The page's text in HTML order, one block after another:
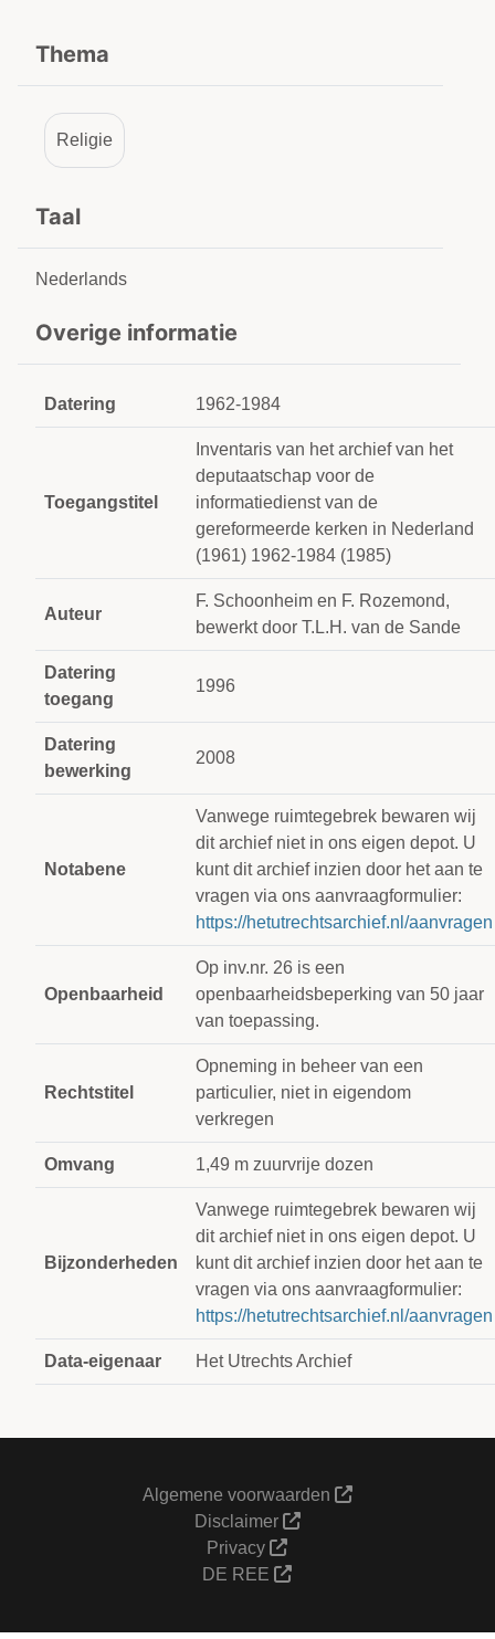
Thema
Religie
Taal
Nederlands
Overige informatie
Datering 1962-1984
Toegangstitel
Inventaris van het archief van het
deputaatschap voor de
informatiedienst van de
gereformeerde kerken in Nederland
(1961) 1962-1984 (1985)
Auteur
F. Schoonheim en F. Rozemond,
bewerkt door T.L.H. van de Sande
Datering
toegang
1996
Datering
bewerking
2008
Notabene
Vanwege ruimtegebrek bewaren wij
dit archief niet in ons eigen depot. U
kunt dit archief inzien door het aan te
vragen via ons aanvraagformulier:
https://hetutrechtsarchief.nl/aanvragen
Openbaarheid
Op inv.nr. 26 is een
openbaarheidsbeperking van 50 jaar
van toepassing.
Rechtstitel
Opneming in beheer van een
particulier, niet in eigendom
verkregen
Omvang 1,49 m zuurvrije dozen
Bijzonderheden
Vanwege ruimtegebrek bewaren wij
dit archief niet in ons eigen depot. U
kunt dit archief inzien door het aan te
vragen via ons aanvraagformulier:
https://hetutrechtsarchief.nl/aanvragen
Data-eigenaar Het Utrechts Archief
Algemene voorwaarden
Disclaimer
Privacy
DE REE